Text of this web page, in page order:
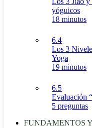
yóguicos
18 minutos
6.4
Los 3
Yoga
19 minutos
6.5
Evaluación
5 preguntas
FUNDAMENTOS